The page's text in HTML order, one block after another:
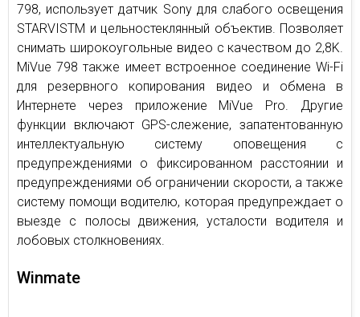
798, использует датчик Sony для слабого освещения
STARVISTM и цельностеклянный объектив. Позволяет
снимать широкоугольные видео с качеством до 2,8K.
MiVue 798 также имеет встроенное соединение Wi-Fi
для резервного копирования видео и обмена в
Интернете через приложение MiVue Pro. Другие
функции включают GPS-слежение, запатентованную
интеллектуальную систему оповещения с
предупреждениями о фиксированном расстоянии и
предупреждениями об ограничении скорости, а также
систему помощи водителю, которая предупреждает о
выезде с полосы движения, усталости водителя и
лобовых столкновениях.
Winmate